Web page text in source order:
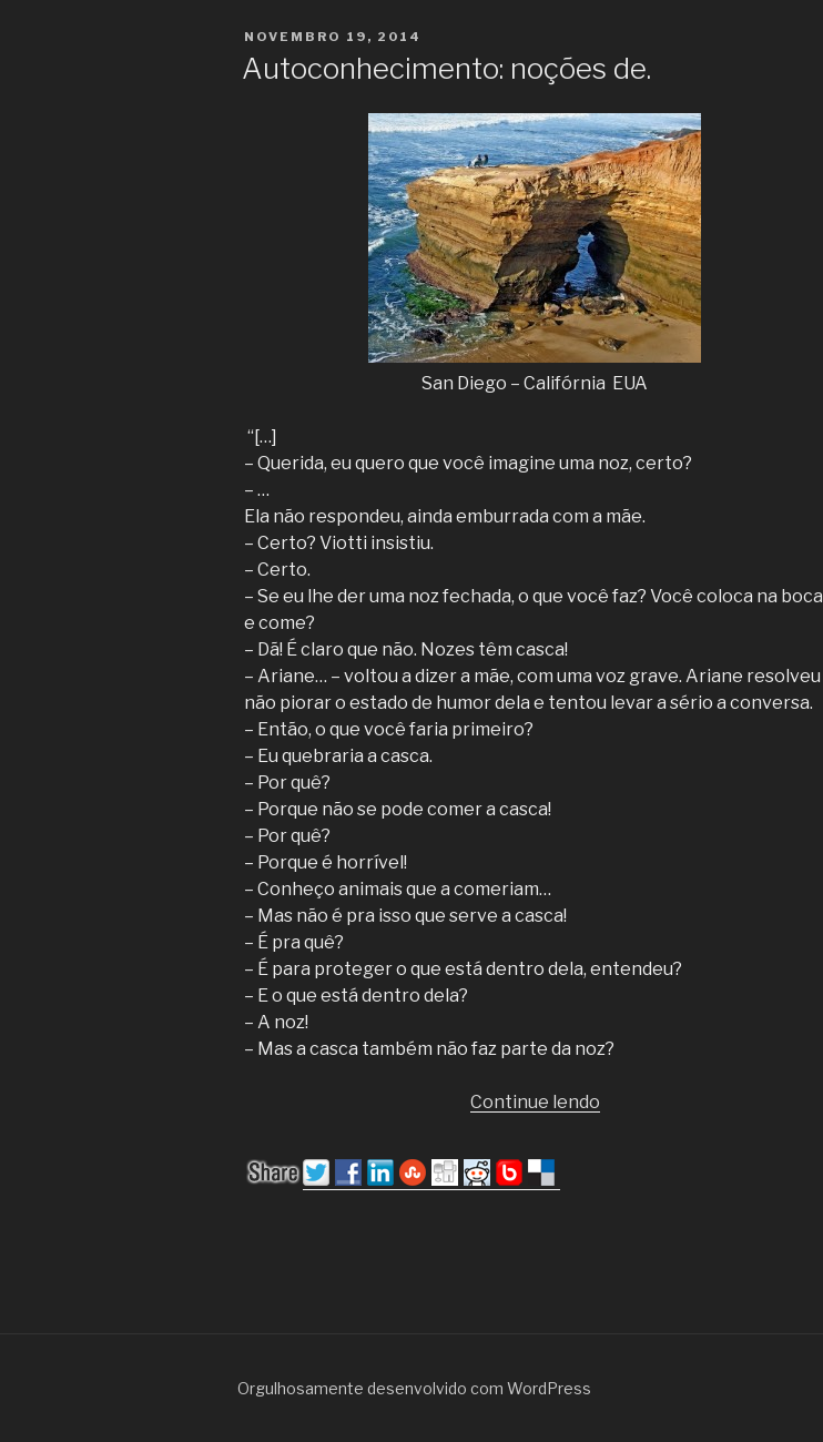
PUBLICADO
NOVEMBRO 19, 2014
Autoconhecimento: noções de.
San Diego – Califórnia EUA
“[…]
– Querida, eu quero que você imagine uma noz, certo?
– …
Ela não respondeu, ainda emburrada com a mãe.
– Certo? Viotti insistiu.
– Certo.
– Se eu lhe der uma noz fechada, o que você faz? Você coloca na boca
e come?
– Dã! É claro que não. Nozes têm casca!
– Ariane… – voltou a dizer a mãe, com uma voz grave. Ariane resolveu
não piorar o estado de humor dela e tentou levar a sério a conversa.
– Então, o que você faria primeiro?
– Eu quebraria a casca.
– Por quê?
– Porque não se pode comer a casca!
– Por quê?
– Porque é horrível!
– Conheço animais que a comeriam…
– Mas não é pra isso que serve a casca!
– É pra quê?
– É para proteger o que está dentro dela, entendeu?
– E o que está dentro dela?
– A noz!
– Mas a casca também não faz parte da noz?
Continue lendo“Autoconhecimento:
Orgulhosamente desenvolvido com WordPress